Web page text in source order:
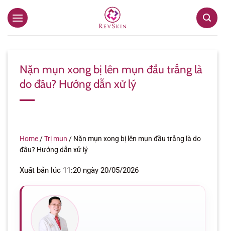
qua
Nặn mụn xong bị lên mụn đầu trắng là
do đâu? Hướng dẫn xử lý
Home /Trị mụn / Nặn mụn xong bị lên mụn đầu trắng là do
đâu? Hướng dẫn xử lý
Xuất bản lúc 11:20 ngày 20/05/2026